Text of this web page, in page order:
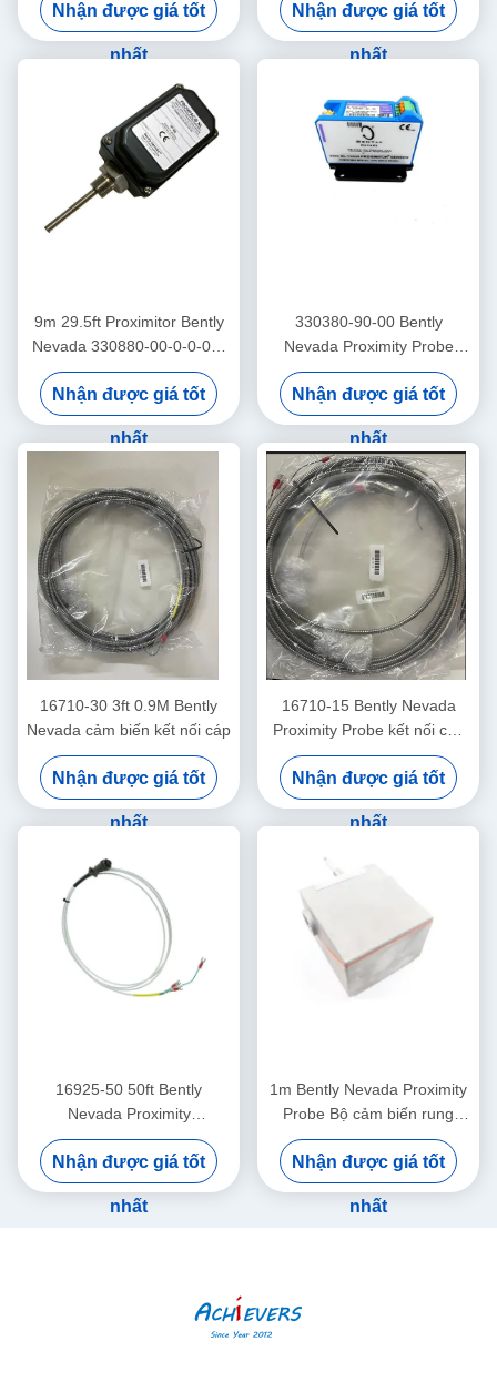
Nhận được giá tốt
nhất
Accelerometer
Nhận được giá tốt
nhất
9m 29.5ft Proximitor Bently
Nevada 330880-00-0-0-03-
02 PROXPAC Proximity
Transducer Assembly
Nhận được giá tốt
nhất
330380-90-00 Bently
Nevada Proximity Probe
3300 XL High Temperature
Proximitor Sensor
Nhận được giá tốt
nhất
16710-30 3ft 0.9M Bently
Nevada cảm biến kết nối cáp
Nhận được giá tốt
nhất
16710-15 Bently Nevada
Proximity Probe kết nối cáp
với áo giáp -15 - C
Nhận được giá tốt
nhất
16925-50 50ft Bently
Nevada Proximity
Interconnect Cable Không có
áo giáp
Nhận được giá tốt
nhất
1m Bently Nevada Proximity
Probe Bộ cảm biến rung
động hai lần 26530-12-10-
00-000-309-00-03-01
Nhận được giá tốt
nhất